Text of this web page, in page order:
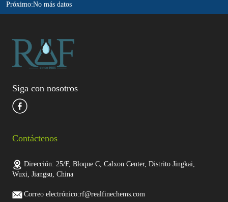
Próximo:No más datos
Siga con nosotros
Contáctenos
Dirección: 25/F, Bloque C, Calxon Center, Distrito Jingkai,
Wuxi, Jiangsu, China
Correo electrónico:rf@realfinechems.com